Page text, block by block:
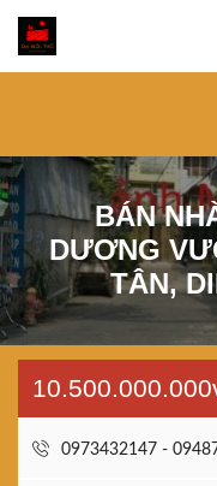
BÁN
DƯƠNG
TÂN,
0973432147 -